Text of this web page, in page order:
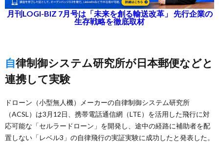
月刊LOGI-BIZ 7月号は「未来を創る輸送改革」 先行企業の
生存戦略を徹底取材
自律制御システム研究所が日本郵便などと
連携して実験
ドローン（小型無人機）メーカーの自律制御システム研究所
（ACSL）は3月12日、携帯電話通信網（LTE）を活用した飛行に対
応可能な「セルラードローン」を開発し、途中の経路に補助者を配
置しない「レベル3」の自律飛行の実証実験に成功したと発表した。